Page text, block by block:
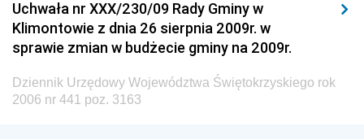
Uchwała nr XXX/230/09 Rady Gminy w
Klimontowie z dnia 26 sierpnia 2009r. w
sprawie zmian w budżecie gminy na 2009r.
Dziennik Urzędowy Województwa Świętokrzyskiego rok
2006 nr 441 poz. 3163